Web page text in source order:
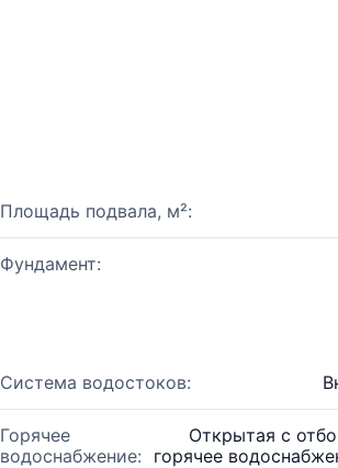
Площадь подвала, м²:
Фундамент:
Система водостоков:
Горячее
водоснабжение:
Открытая с
горячее